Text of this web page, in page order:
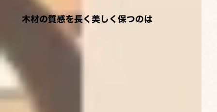
木材の質感を長く美しく保つのは